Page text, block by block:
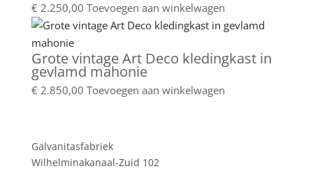
€ 2.250,00 Toevoegen aan winkelwagen
Grote vintage Art Deco kledingkast in
gevlamd mahonie
€ 2.850,00 Toevoegen aan winkelwagen
Galvanitasfabriek
Wilhelminakanaal-Zuid 102